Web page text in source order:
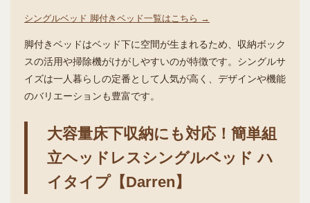
シングルベッド 脚付きベッド一覧はこちら →
脚付きベッドはベッド下に空間が生まれるため、収納ボック
スの活用や掃除機がけがしやすいのが特徴です。シングルサ
イズは一人暮らしの定番として人気が高く、デザインや機能
のバリエーションも豊富です。
大容量床下収納にも対応！簡単組
立ヘッドレスシングルベッド ハ
イタイプ【Darren】